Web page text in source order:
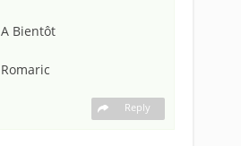
A Bientôt
Romaric
Reply